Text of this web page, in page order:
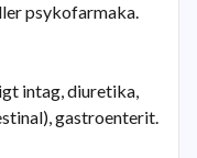
psykofarmaka.
intag, diuretika,
gastroenterit.